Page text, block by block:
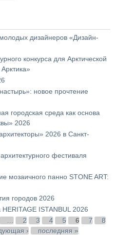
дизайнеров «Дизайн-
конкурса для Арктической
новое прочтение
городская среда как основа
2026
2026 в Санкт-
фестиваля
мозаичного панно STONE ART:
городов 2026
ISTANBUL 2026
… 2 3 4 5 6 7
8
›
последняя »